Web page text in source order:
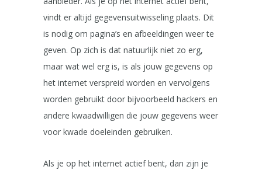
vindt er altijd gegevensuitwisseling plaats. Dit
is nodig om pagina’s en afbeeldingen weer te
geven. Op zich is dat natuurlijk niet zo erg,
maar wat wel erg is, is als jouw gegevens op
het internet verspreid worden en vervolgens
worden gebruikt door bijvoorbeeld hackers en
andere kwaadwilligen die jouw gegevens weer
voor kwade doeleinden gebruiken.
Als je op het internet actief bent, dan zijn je